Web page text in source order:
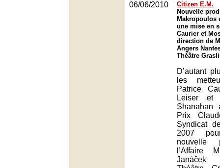
06/06/2010
Citizen E.M.
Nouvelle
Makropoulos
une mise en
Caurier et
direction de
Angers
Théâtre
D’autant
les
Patrice
Leiser et
Shanahan
Prix
Syndicat
2007
nouvelle
l’Affaire
Janáček